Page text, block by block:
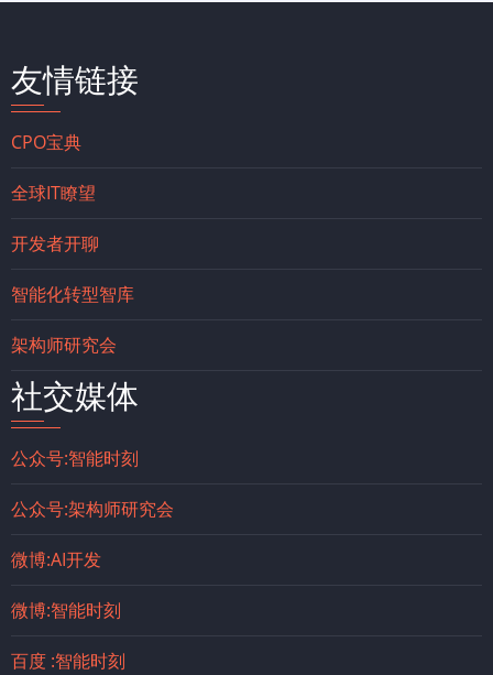
友情链接
CPO宝典
全球IT瞭望
开发者开聊
智能化转型智库
架构师研究会
社交媒体
公众号:智能时刻
公众号:架构师研究会
微博:AI开发
微博:智能时刻
百度 :智能时刻